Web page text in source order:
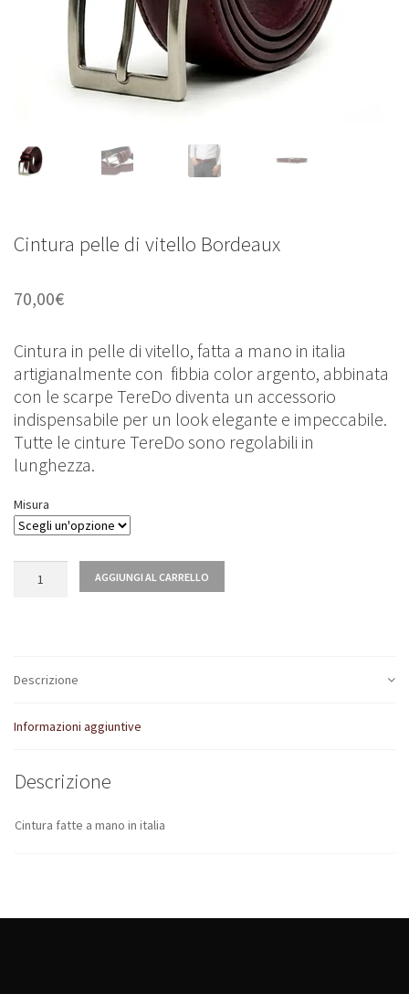
STIVALETTI CHELSEA
LA MISSION
GLI ARTIGIANI
Cintura pelle di vitello Bordeaux
70,00€
Cintura in pelle di vitello, fatta a mano in italia
artigianalmente con fibbia color argento, abbinata
con le scarpe TereDo diventa un accessorio
indispensabile per un look elegante e impeccabile.
Tutte le cinture TereDo sono regolabili in
lunghezza.
Misura
AGGIUNGI AL CARRELLO
Descrizione
Informazioni aggiuntive
Descrizione
Cintura fatte a mano in italia